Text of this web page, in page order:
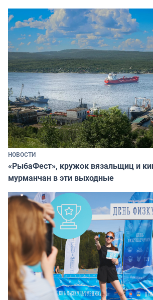
НОВОСТИ
«РыбаФест», кружок вязальщиц и
мурманчан в эти выходные